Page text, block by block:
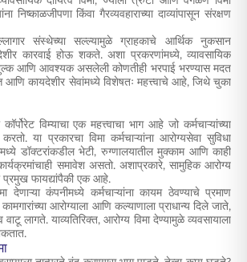
निष्काळजीपणा किंवा गैरव्यवहाराच्या दाव्यांपासून संरक्षण
संस्थेच्या सल्ल्यामुळे ग्राहकाचे आर्थिक नुकसान
कारवाई होऊ शकते. अशा प्रकरणांमध्ये, व्यावसायिक
शुल्क आणि आवश्यक असलेली कोणतीही भरपाई भरण्यास मदत
आणि कायदेशीर सेवांमध्ये विशेषतः महत्त्वाचे आहे, जिथे चुका
विम्याचा एक महत्त्वाचा भाग आहे जो कर्मचाऱ्यांच्या
या प्रकारचा विमा कर्मचाऱ्यांना आरोग्यसेवा सुविधा
डॉक्टरांकडील भेटी, रुग्णालयातील मुक्काम आणि काही
समावेश असतो. अशाप्रकारे, सामुहिक आरोग्य
प्रमुख फायद्यांपैकी एक आहे.
देणाऱ्या कंपनीमध्ये कर्मचाऱ्यांना कायम ठेवण्याचे प्रमाण
आरोग्याला आणि कल्याणाला प्राधान्य दिले जाते,
वाटू लागते. याव्यतिरिक्त, आरोग्य विमा देण्यामुळे व्यवसायाला